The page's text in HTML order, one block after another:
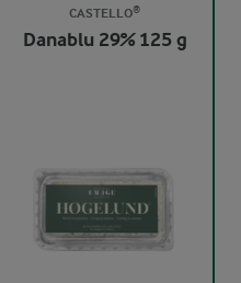
CASTELLO®
Danablu 29% 125 g